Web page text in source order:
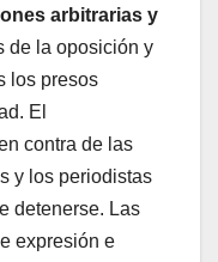
arbitrarias y
de la oposición y
los presos
El
contra de las
y los periodistas
detenerse. Las
expresión e